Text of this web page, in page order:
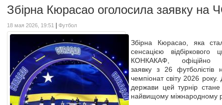
Збірна Кюрасао оголосила заявку на
18 мая 2026, 19:51 Футбол
Збірна Кюрасао, яка
сенсацією відбіркового
КОНКАКАФ, офіційно
заявку з 26 футболістів
чемпіонат світу 2026 року.
держави цей турнір
найвищому міжнародному